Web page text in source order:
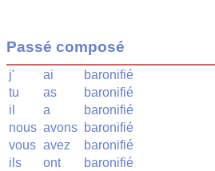
Passé composé
j' ai
baronifié
tu
as
baronifié
il
a
baronifié
nous avons baronifié
vous avez
baronifié
ils
ont baronifié